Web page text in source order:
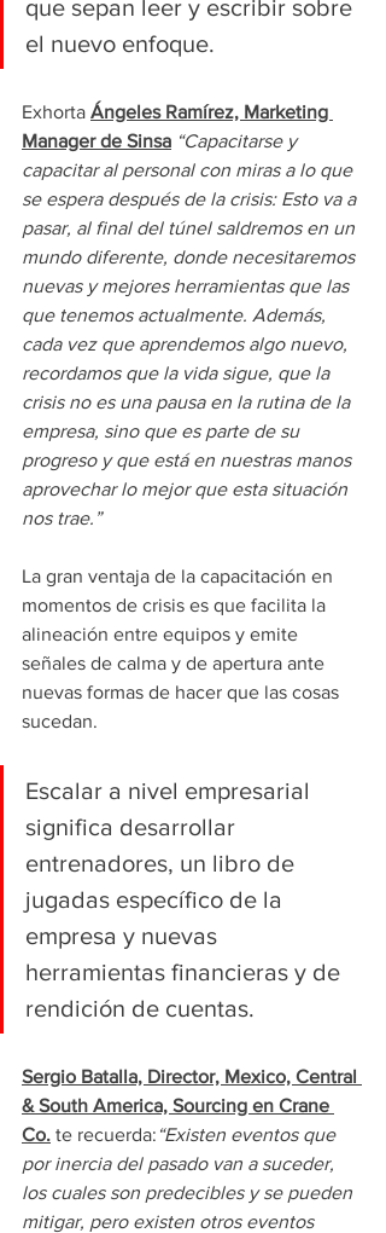
que sepan leer y escribir sobre
el nuevo enfoque.
Exhorta Ángeles Ramírez, Marketing
Manager de Sinsa “Capacitarse y
capacitar al personal con miras a lo que
se espera después de la crisis: Esto va a
pasar, al final del túnel saldremos en un
mundo diferente, donde necesitaremos
nuevas y mejores herramientas que las
que tenemos actualmente. Además,
cada vez que aprendemos algo nuevo,
recordamos que la vida sigue, que la
crisis no es una pausa en la rutina de la
empresa, sino que es parte de su
progreso y que está en nuestras manos
aprovechar lo mejor que esta situación
nos trae.”
La gran ventaja de la capacitación en
momentos de crisis es que facilita la
alineación entre equipos y emite
señales de calma y de apertura ante
nuevas formas de hacer que las cosas
sucedan.
Escalar a nivel empresarial
significa desarrollar
entrenadores, un libro de
jugadas específico de la
empresa y nuevas
herramientas financieras y de
rendición de cuentas.
Sergio Batalla, Director, Mexico, Central
& South America, Sourcing en Crane
Co. te recuerda: “Existen eventos que
por inercia del pasado van a suceder,
los cuales son predecibles y se pueden
mitigar, pero existen otros eventos